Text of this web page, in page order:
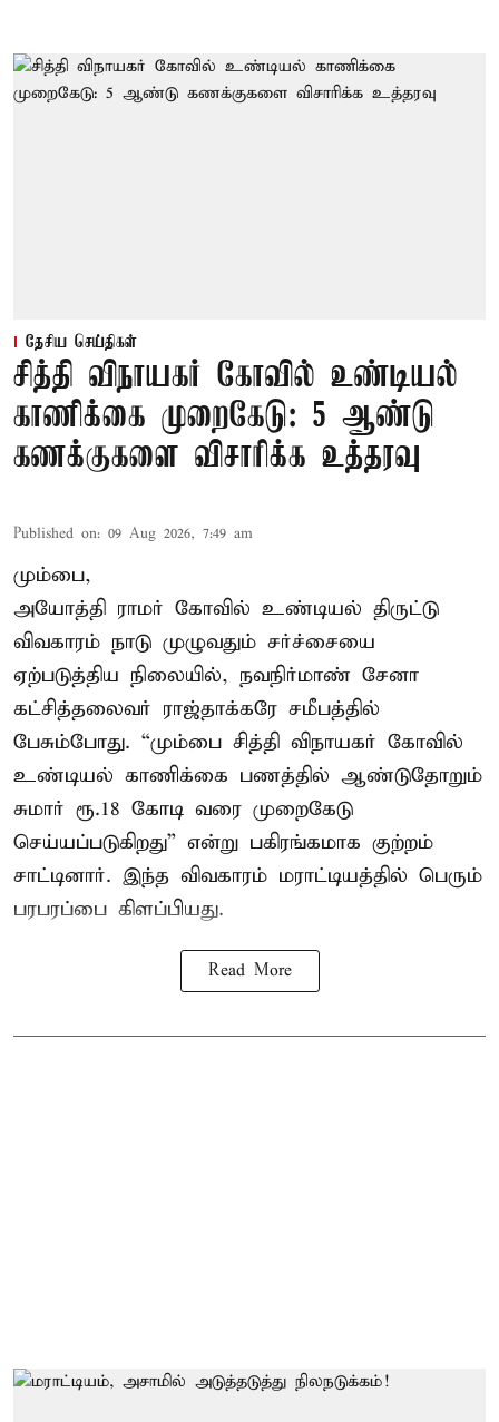
தேசிய செய்திகள்
சித்தி விநாயகர் கோவில் உண்டியல்
காணிக்கை முறைகேடு: 5 ஆண்டு
கணக்குகளை விசாரிக்க உத்தரவு
Published on: 09 Aug 2026, 7:49 am
மும்பை,
அயோத்தி ராமர் கோவில் உண்டியல் திருட்டு
விவகாரம் நாடு முழுவதும் சர்ச்சையை
ஏற்படுத்திய நிலையில், நவநிர்மாண் சேனா
கட்சித்தலைவர் ராஜ்தாக்கரே சமீபத்தில்
பேசும்போது. “மும்பை சித்தி விநாயகர் கோவில்
உண்டியல் காணிக்கை பணத்தில் ஆண்டுதோறும்
சுமார் ரூ.18 கோடி வரை முறைகேடு
செய்யப்படுகிறது” என்று பகிரங்கமாக குற்றம்
சாட்டினார். இந்த விவகாரம் மராட்டியத்தில் பெரும்
பரபரப்பை கிளப்பியது.
Read More